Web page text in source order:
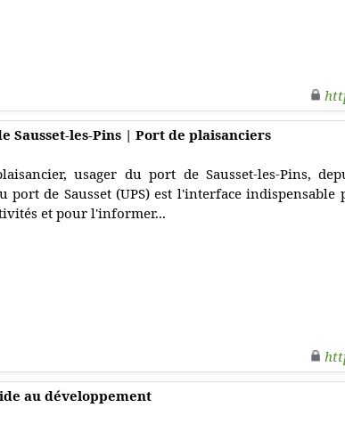
Sausset-les-Pins | Port de plaisanciers
usager du port de Sausset-les-Pins,
port de Sausset (UPS) est l'interface
et pour l'informer...
au développement